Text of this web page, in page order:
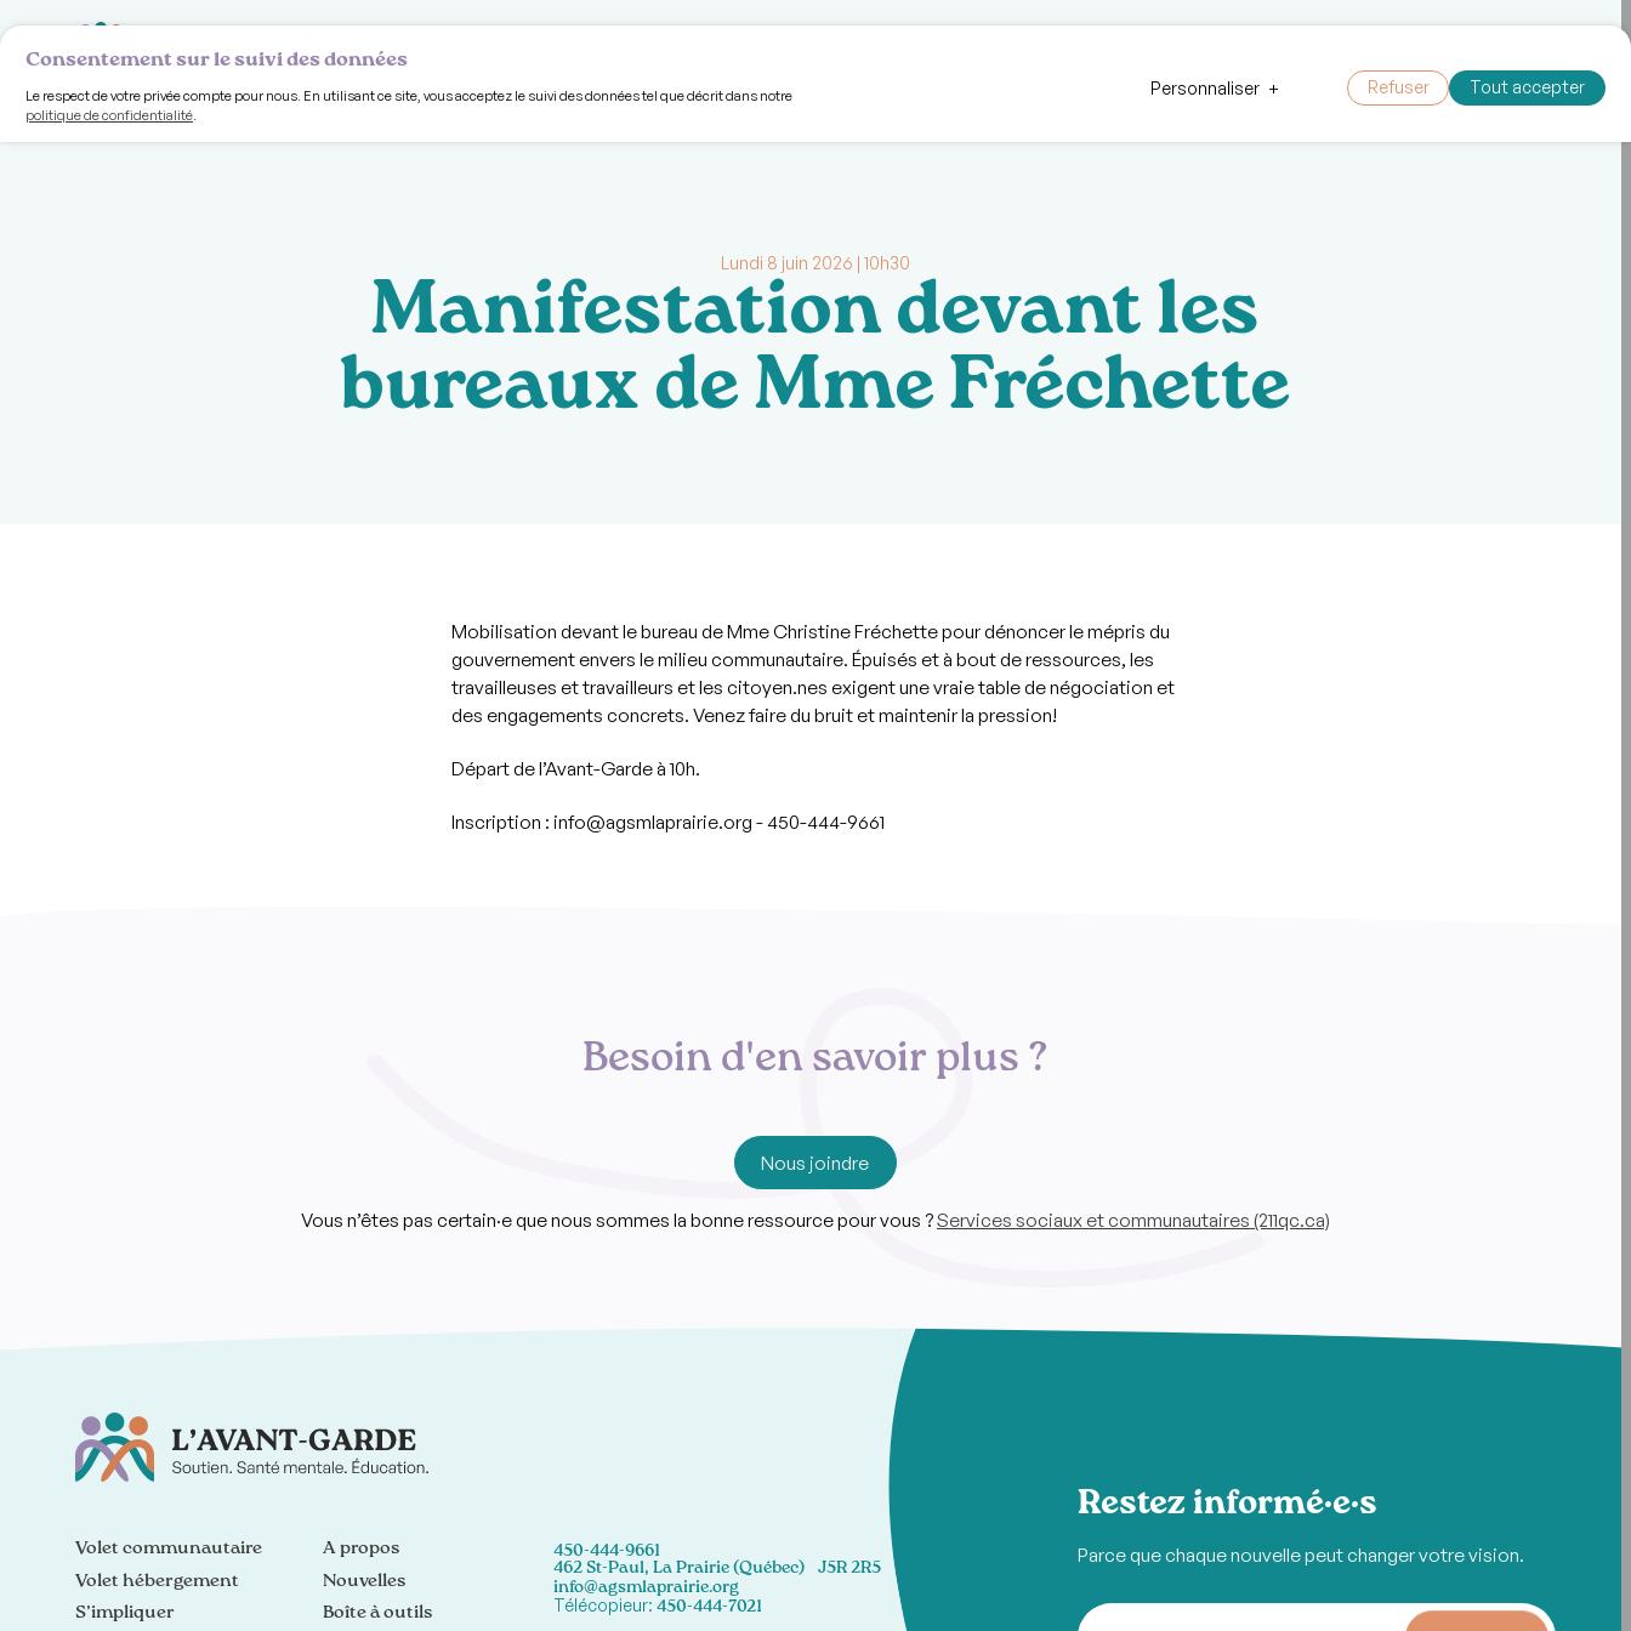
Lundi 8 juin 2026 | 10h30
Manifestation devant les
bureaux de Mme Fréchette
Mobilisation devant le bureau de Mme Christine Fréchette pour dénoncer le mépris du
gouvernement envers le milieu communautaire. Épuisés et à bout de ressources, les
travailleuses et travailleurs et les citoyen.nes exigent une vraie table de négociation et
des engagements concrets. Venez faire du bruit et maintenir la pression!
Départ de l’Avant-Garde à 10h.
Inscription : info@agsmlaprairie.org - 450-444-9661
Besoin d'en savoir plus ?
Nous joindre
Vous n’êtes pas certain·e que nous sommes la bonne ressource pour vous ?Services sociaux et communautaires (211qc.ca)
Volet communautaire
Volet hébergement
S’impliquer
À propos
Nouvelles
Boîte à outils
450-444-9661
462 St-Paul, La Prairie (Québec) J5R 2R5
info@agsmlaprairie.org
Télécopieur: 450-444-7021
Restez informé·e·s
Parce que chaque nouvelle peut changer votre vision.
Consentement sur le suivi des données
Le respect de votre privée compte pour nous. En utilisant ce site, vous acceptez le suivi des données tel que décrit dans notre
politique de confidentialité.
Personnaliser + Refuser Tout accepter